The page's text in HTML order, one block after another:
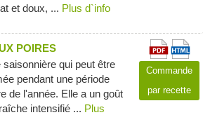
et doux, ... Plus d`info
POIRES
saisonnière qui peut être
pendant une période
de l'année. Elle a un goût
intensifié ... Plus
Commande
par recette